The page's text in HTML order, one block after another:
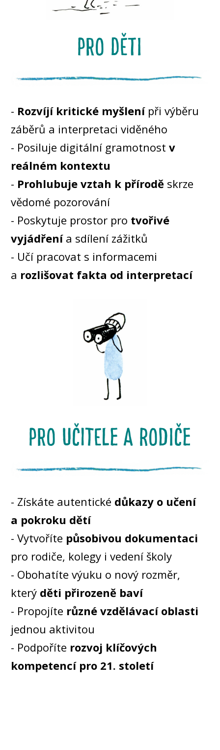
pro děti
- Rozvíjí kritické myšlenípři výběru
záběrů a interpretaci viděného
- Posiluje digitální gramotnostv
reálném kontextu
- Prohlubuje vztah k přírodě skrze
vědomé pozorování
- Poskytuje prostor pro tvořivé
vyjádřenía sdílení zážitků
- Učí pracovat s informacemi
a rozlišovat fakta od interpretací
pro učitele a rodiče
- Získáte autentické důkazy o učení
a pokroku dětí
- Vytvoříte působivou dokumentaci
pro rodiče, kolegy i vedení školy
- Obohatíte výuku o nový rozměr,
který děti přirozeně baví
- Propojíte různé vzdělávací oblasti
jednou aktivitou
- Podpoříte rozvoj klíčových
kompetencí pro 21. století